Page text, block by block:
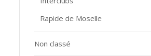
Rapide de Moselle
Non classé